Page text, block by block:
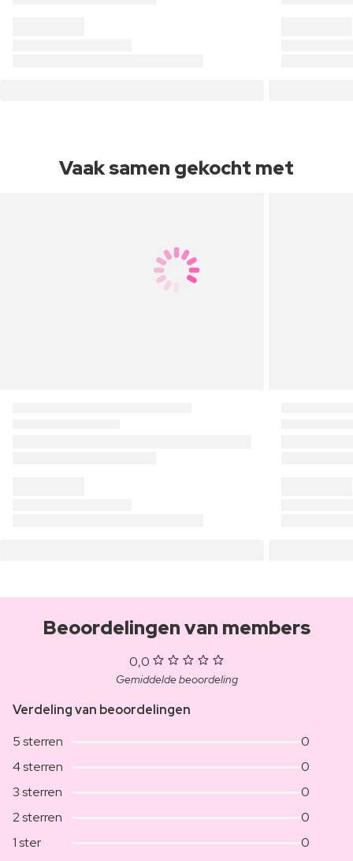
Vaak samen gekocht met
Beoordelingen van members
0,0
Gemiddelde beoordeling
Verdeling van beoordelingen
5 sterren
0
4 sterren
0
3 sterren
0
2 sterren
0
1 ster
0